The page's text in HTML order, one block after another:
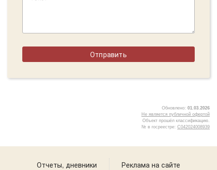
Обновлено: 01.03.2026
Не является публичной офертой
Объект прошёл классификацию.
№ в госреестре: С042024008939
Отчеты, дневники
Реклама на сайте